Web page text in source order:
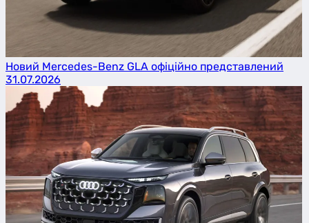
Новий Mercedes-Benz GLA офіційно представлений
31.07.2026